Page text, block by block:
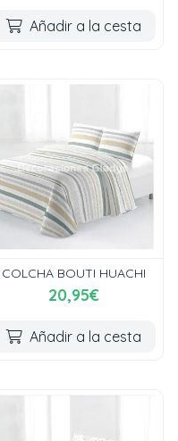
Añadir a la cesta
COLCHA BOUTI HUACHI
20,95€
Añadir a la cesta